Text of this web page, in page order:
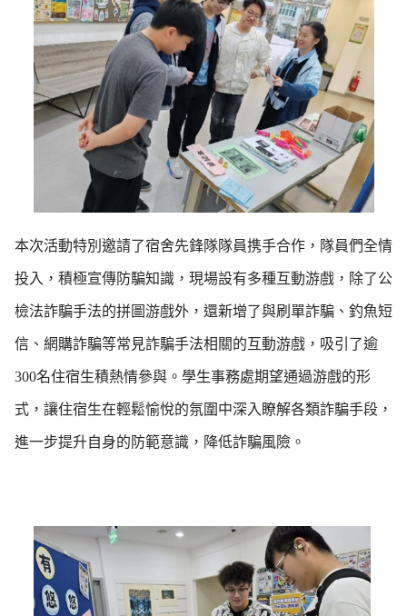
本次活動特別邀請了宿舍先鋒隊隊員携手合作，隊員們全情
投入，積極宣傳防騙知識，現場設有多種互動游戲，除了公
檢法詐騙手法的拼圖游戲外，還新增了與刷單詐騙、釣魚短
信、網購詐騙等常見詐騙手法相關的互動游戲，吸引了逾
300名住宿生積熱情參與。學生事務處期望通過游戲的形
式，讓住宿生在輕鬆愉悅的氛圍中深入瞭解各類詐騙手段，
進一步提升自身的防範意識，降低詐騙風險。